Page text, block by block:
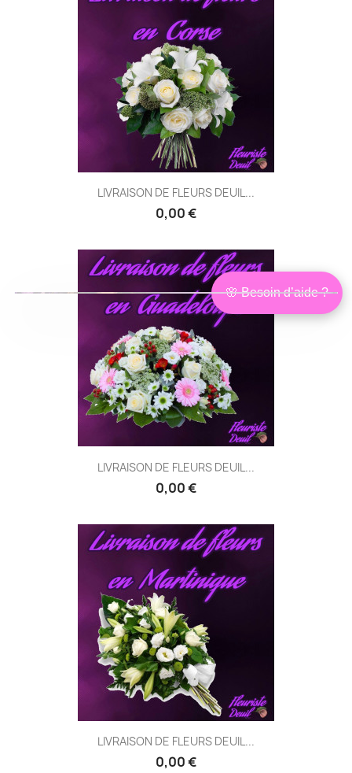
LIVRAISON DE FLEURS DEUIL...
0,00 €
LIVRAISON DE FLEURS DEUIL...
0,00 €
LIVRAISON DE FLEURS DEUIL...
0,00 €
🌸 Besoin d’aide ?
×
Bonjour,
je suis Isabelle
Conseillère
Je peux vous aider à choisir les
fleurs les plus adaptées à votre
situation, en lien avec le défunt et à
votre budget.
❤ Être conseillé
Je préfère choisir seul